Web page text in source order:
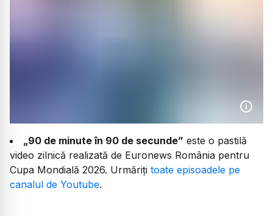
„90 de minute în 90 de secunde” este o pastilă
video zilnică realizată de Euronews România pentru
Cupa Mondială 2026. Urmăriți toate episoadele pe
canalul de Youtube.